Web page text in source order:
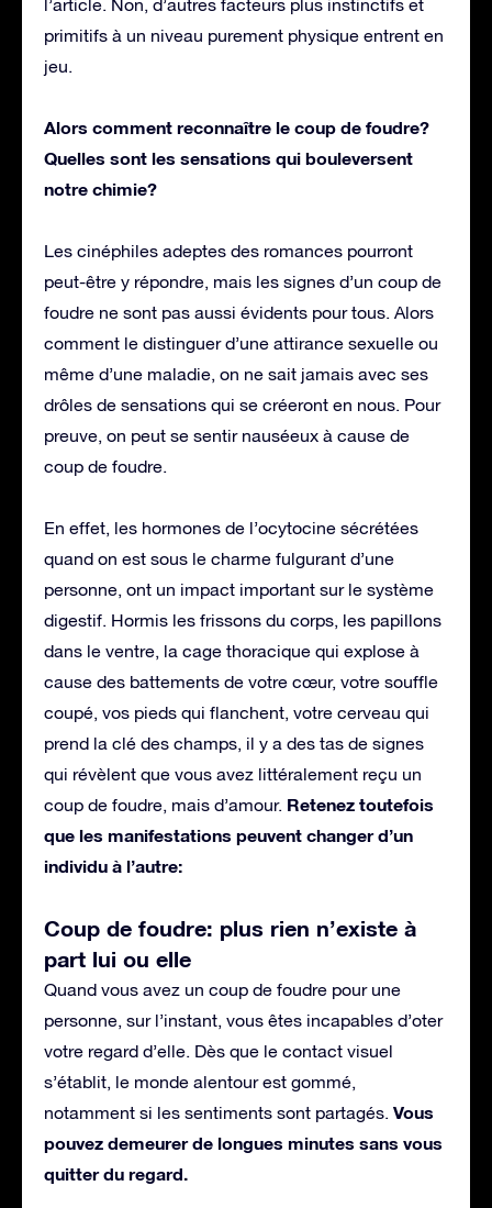
l’article. Non, d’autres facteurs plus instinctifs et
primitifs à un niveau purement physique entrent en
jeu.
Alors comment reconnaître le coup de foudre?
Quelles sont les sensations qui bouleversent
notre chimie?
Les cinéphiles adeptes des romances pourront
peut-être y répondre, mais les signes d’un coup de
foudre ne sont pas aussi évidents pour tous. Alors
comment le distinguer d’une attirance sexuelle ou
même d’une maladie, on ne sait jamais avec ses
drôles de sensations qui se créeront en nous. Pour
preuve, on peut se sentir nauséeux à cause de
coup de foudre.
En effet, les hormones de l’ocytocine sécrétées
quand on est sous le charme fulgurant d’une
personne, ont un impact important sur le système
digestif. Hormis les frissons du corps, les papillons
dans le ventre, la cage thoracique qui explose à
cause des battements de votre cœur, votre souffle
coupé, vos pieds qui flanchent, votre cerveau qui
prend la clé des champs, il y a des tas de signes
qui révèlent que vous avez littéralement reçu un
coup de foudre, mais d’amour. Retenez toutefois
que les manifestations peuvent changer d’un
individu à l’autre:
Coup de foudre: plus rien n’existe à
part lui ou elle
Quand vous avez un coup de foudre pour une
personne, sur l’instant, vous êtes incapables d’oter
votre regard d’elle. Dès que le contact visuel
s’établit, le monde alentour est gommé,
notamment si les sentiments sont partagés. Vous
pouvez demeurer de longues minutes sans vous
quitter du regard.